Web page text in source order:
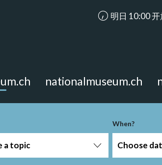
明日 10:00
nationalmuseum.ch
a topic
When?
Choose